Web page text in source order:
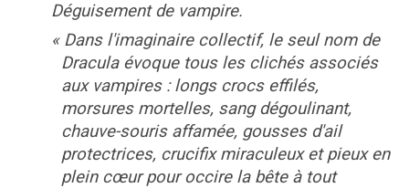
Déguisement de vampire.
« Dans l'imaginaire collectif, le seul nom de
Dracula évoque tous les clichés associés
aux vampires : longs crocs effilés,
morsures mortelles, sang dégoulinant,
chauve-souris affamée, gousses d'ail
protectrices, crucifix miraculeux et pieux en
plein cœur pour occire la bête à tout